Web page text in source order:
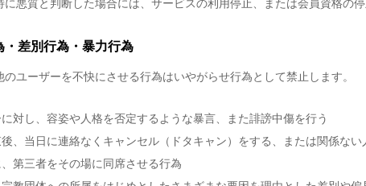
に悪質と判断した場合には、サービスの利用停止、または会員資格の停
・差別行為・暴力行為
のユーザーを不快にさせる行為はいやがらせ行為として禁止します。
対し、容姿や人格を否定するような暴言、また誹謗中傷を行う
、当日に連絡なくキャンセル（ドタキャン）をする、または関係ない
第三者をその場に同席させる行為